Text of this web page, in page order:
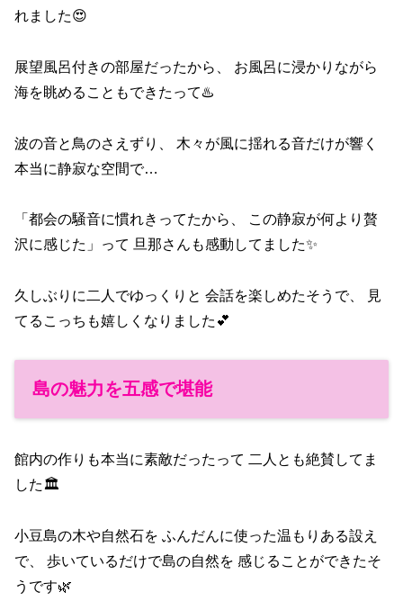
れました😍
展望風呂付きの部屋だったから、 お風呂に浸かりながら
海を眺めることもできたって♨️
波の音と鳥のさえずり、 木々が風に揺れる音だけが響く
本当に静寂な空間で…
「都会の騒音に慣れきってたから、 この静寂が何より贅
沢に感じた」って 旦那さんも感動してました✨
久しぶりに二人でゆっくりと 会話を楽しめたそうで、 見
てるこっちも嬉しくなりました💕
島の魅力を五感で堪能
館内の作りも本当に素敵だったって 二人とも絶賛してま
した🏛️
小豆島の木や自然石を ふんだんに使った温もりある設え
で、 歩いているだけで島の自然を 感じることができたそ
うです🌿